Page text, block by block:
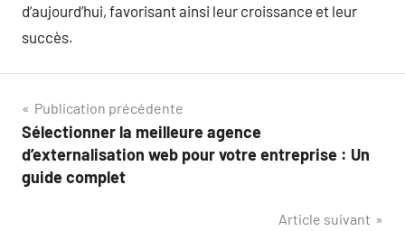
d’aujourd’hui, favorisant ainsi leur croissance et leur
succès.
Navigation
de
l’article
Publication précédente
Sélectionner la meilleure agence
d’externalisation web pour votre entreprise : Un
guide complet
Article suivant